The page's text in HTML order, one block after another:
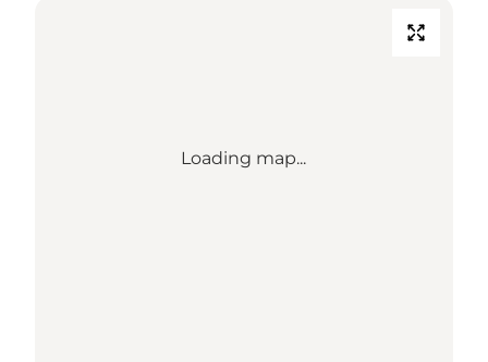
Loading map...